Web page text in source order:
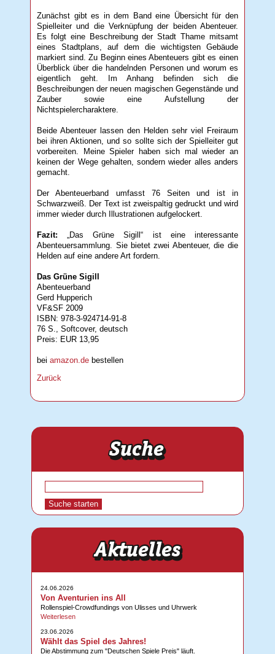
Zunächst gibt es in dem Band eine Übersicht für den
Spielleiter und die Verknüpfung der beiden Abenteuer.
Es folgt eine Beschreibung der Stadt Thame mitsamt
eines Stadtplans, auf dem die wichtigsten Gebäude
markiert sind. Zu Beginn eines Abenteuers gibt es einen
Überblick über die handelnden Personen und worum es
eigentlich geht. Im Anhang befinden sich die
Beschreibungen der neuen magischen Gegenstände und
Zauber sowie eine Aufstellung der
Nichtspielercharaktere.
Beide Abenteuer lassen den Helden sehr viel Freiraum
bei ihren Aktionen, und so sollte sich der Spielleiter gut
vorbereiten. Meine Spieler haben sich mal wieder an
keinen der Wege gehalten, sondern wieder alles anders
gemacht.
Der Abenteuerband umfasst 76 Seiten und ist in
Schwarzweiß. Der Text ist zweispaltig gedruckt und wird
immer wieder durch Illustrationen aufgelockert.
Fazit: „Das Grüne Sigill“ ist eine interessante
Abenteuersammlung. Sie bietet zwei Abenteuer, die die
Helden auf eine andere Art fordern.
Das Grüne Sigill
Abenteuerband
Gerd Hupperich
VF&SF 2009
ISBN: 978-3-924714-91-8
76 S., Softcover, deutsch
Preis: EUR 13,95
beiamazon.de bestellen
Zurück
24.06.2026
Von Aventurien ins All
Rollenspiel-Crowdfundings von Ulisses und Uhrwerk
Weiterlesen
23.06.2026
Wählt das Spiel des Jahres!
Die Abstimmung zum "Deutschen Spiele Preis" läuft.